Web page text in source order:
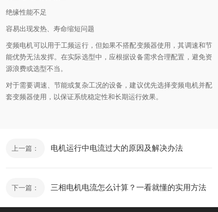
绝缘性能不足
容易出现发热、寿命缩短问题
变频电机可以用于工频运行，但如果不搭配变频器使用，其调速和节
能优势无法发挥。在实际选型中，应根据设备需求合理配置，避免资
源浪费或选型不当。
对于需要调速、节能或复杂工况的设备，建议优先选择变频电机并配
套变频器使用，以保证系统稳定性和长期运行效果。
上一篇： 电机运行中电流过大的原因及解决办法
下一篇： 三相电机电流怎么计算？一看就懂的实用方法